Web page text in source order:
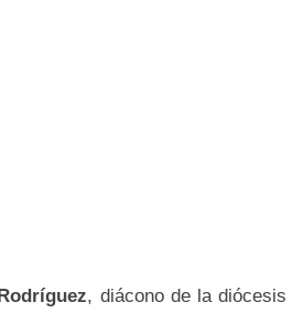
, diácono de la diócesis